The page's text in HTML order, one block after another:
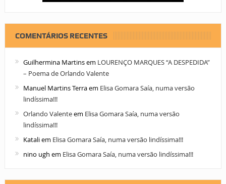
COMENTÁRIOS RECENTES
Guilhermina Martinsem LOURENÇO MARQUES “A DESPEDIDA”
– Poema de Orlando Valente
Manuel Martins Terraem Elisa Gomara Saía, numa versão
lindíssima!!!
Orlando Valenteem Elisa Gomara Saía, numa versão
lindíssima!!!
Kataliem Elisa Gomara Saía, numa versão lindíssima!!!
nino ugh em Elisa Gomara Saía, numa versão lindíssima!!!